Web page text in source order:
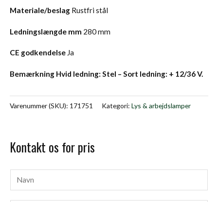
Materiale/beslag Rustfri stål
Ledningslængde mm 280 mm
CE godkendelse Ja
Bemærkning Hvid ledning: Stel – Sort ledning: + 12/36 V.
Varenummer (SKU): 171751 Kategori: Lys & arbejdslamper
Kontakt os for pris